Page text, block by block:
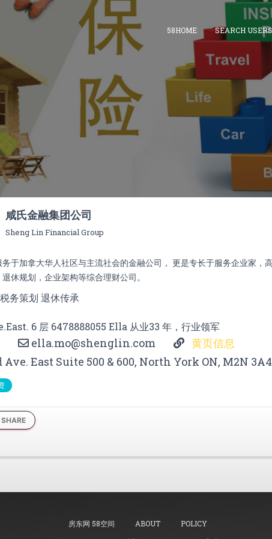
58HOME SEARCH USERS
咸氏金融集团公司
Sheng Lin Financial Group
于加拿大华人社区与主流社会的金融公司， 更是专长于服务企业家，
休规划，企业架构等综合理财公司。
务策划 退休传承
6 层 6478888055 Ella 从业33 年，行业领军
ella.mo@shenglin.com
黄页信息
Ave. East Suite 500 & 600, North York ON, M2N 3A4
SHARE
房东网 58空间 ABOUT POLICY